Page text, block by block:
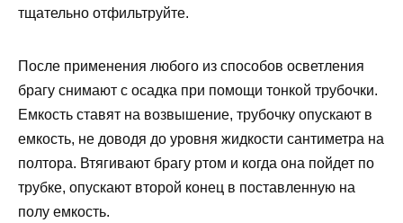
тщательно отфильтруйте.
После применения любого из способов осветления
брагу снимают с осадка при помощи тонкой трубочки.
Емкость ставят на возвышение, трубочку опускают в
емкость, не доводя до уровня жидкости сантиметра на
полтора. Втягивают брагу ртом и когда она пойдет по
трубке, опускают второй конец в поставленную на
полу емкость.